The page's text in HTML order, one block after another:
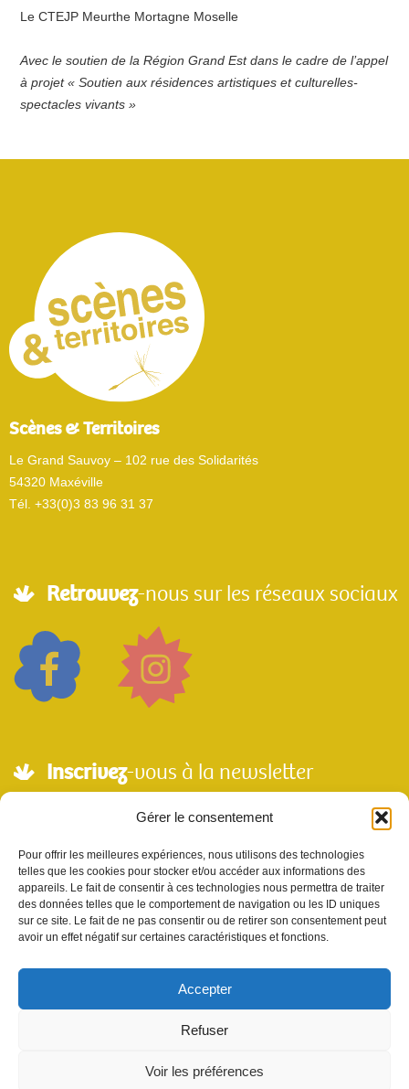
Gérer le consentement
Pour offrir les meilleures expériences, nous utilisons des technologies
telles que les cookies pour stocker et/ou accéder aux informations des
appareils. Le fait de consentir à ces technologies nous permettra de traiter
des données telles que le comportement de navigation ou les ID uniques
sur ce site. Le fait de ne pas consentir ou de retirer son consentement peut
avoir un effet négatif sur certaines caractéristiques et fonctions.
Accepter
Refuser
Voir les préférences
Le CTEJP Meurthe Mortagne Moselle
Avec le soutien de la Région Grand Est dans le cadre de l’appel
à projet « Soutien aux résidences artistiques et culturelles-
spectacles vivants »
Scènes & Territoires
Le Grand Sauvoy – 102 rue des Solidarités
54320 Maxéville
Tél. +33(0)3 83 96 31 37
Retrouvez-nous sur les réseaux sociaux
Inscrivez-vous à la newsletter
Nom
Votre e-mail sera utilisé uniquement pour nous permettre de vous envoyer notre
désinscrire en utilisant le lien se désabonner de la newsletter.